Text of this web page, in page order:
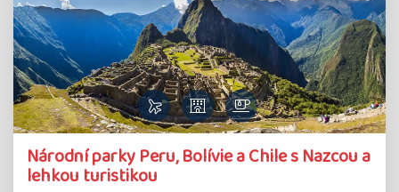
Národní parky Peru, Bolívie a Chile s Nazcou a
lehkou turistikou